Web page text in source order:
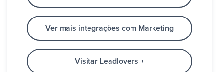
Ver mais integrações com Marketing
Visitar Leadlovers